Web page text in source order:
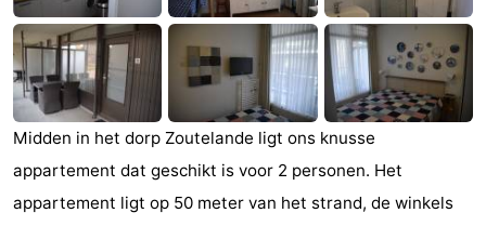
minutes
Strand
Zien
&
doen
Bezienswaardigheden
-
Midden in het dorp Zoutelande ligt ons knusse
appartement dat geschikt is voor 2 personen. Het
appartement ligt op 50 meter van het strand, de winkels